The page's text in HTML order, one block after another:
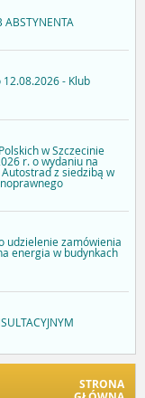
ABSTYNENTA
- Klub
w Szczecinie
r. o wydaniu na
z siedzibą w
udzielenie zamówienia
energia w budynkach
STRONA